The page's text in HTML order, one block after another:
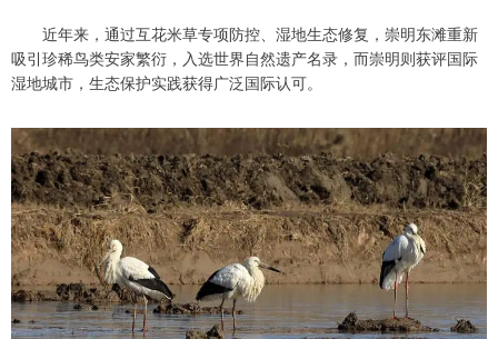
近年来，通过互花米草专项防控、湿地生态修复，崇明东滩重新
吸引珍稀鸟类安家繁衍，入选世界自然遗产名录，而崇明则获评国际
湿地城市，生态保护实践获得广泛国际认可。